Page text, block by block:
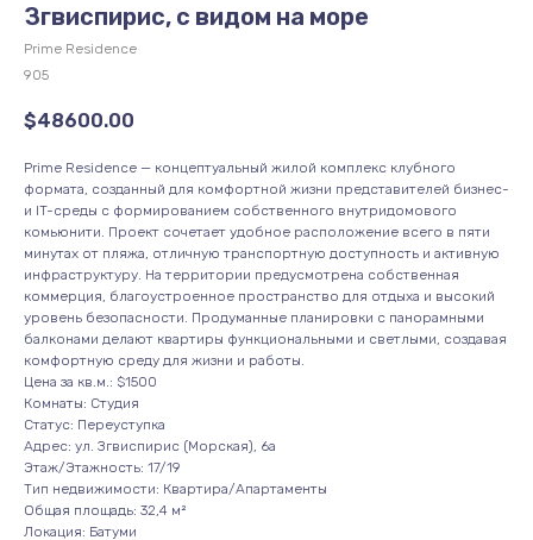
Згвиспирис, с видом на море
Prime Residence
905
$48600.00
Prime Residence — концептуальный жилой комплекс клубного
формата, созданный для комфортной жизни представителей бизнес-
и IT-среды с формированием собственного внутридомового
комьюнити. Проект сочетает удобное расположение всего в пяти
минутах от пляжа, отличную транспортную доступность и активную
инфраструктуру. На территории предусмотрена собственная
коммерция, благоустроенное пространство для отдыха и высокий
уровень безопасности. Продуманные планировки с панорамными
балконами делают квартиры функциональными и светлыми, создавая
комфортную среду для жизни и работы.
Цена за кв.м.: $1500
Комнаты: Студия
Статус: Переуступка
Адрес: ул. Згвиспирис (Морская), 6а
Этаж/Этажность: 17/19
Тип недвижимости: Квартира/Апартаменты
Общая площадь: 32,4 м²
Локация: Батуми